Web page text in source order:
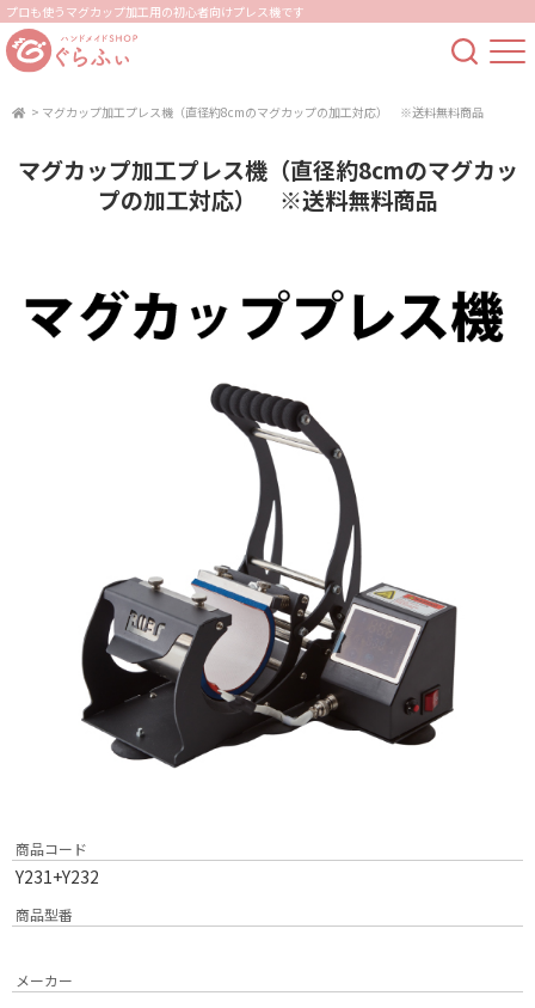
プロも使うマグカップ加工用の初心者向けプレス機です
> マグカップ加工プレス機（直径約8cmのマグカップの加工対応） ※送料無料商品
マグカップ加工プレス機（直径約8cmのマグカッ
プの加工対応） ※送料無料商品
商品コード
Y231+Y232
商品型番
メーカー